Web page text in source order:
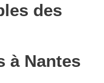
des
à Nantes